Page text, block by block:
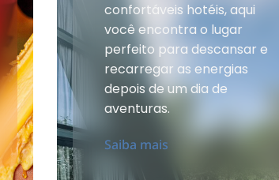
confortáveis hotéis, aqui
você encontra o lugar
perfeito para descansar e
recarregar as energias
depois de um dia de
aventuras.
Saiba mais